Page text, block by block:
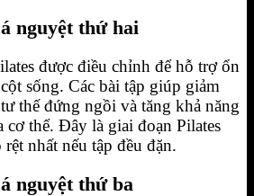
nguyệt thứ hai
được điều chỉnh để hỗ trợ ổn
sống. Các bài tập giúp giảm
thế đứng ngồi và tăng khả năng
cơ thể. Đây là giai đoạn Pilates
nhất nếu tập đều đặn.
nguyệt thứ ba